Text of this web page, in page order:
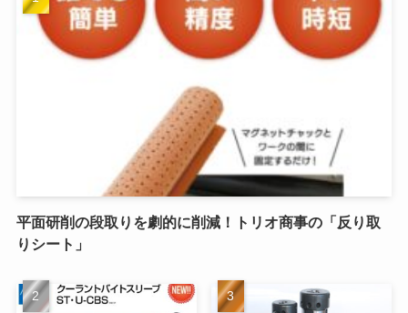
平面研削の段取りを劇的に削減！トリオ商事の「反り取
りシート」